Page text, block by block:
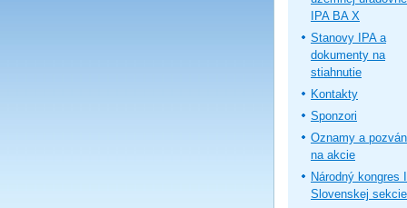
IPA BA X
Stanovy IPA a
dokumenty na
stiahnutie
Kontakty
Sponzori
Oznamy a
na akcie
Národný kongres
Slovenskej sekcie